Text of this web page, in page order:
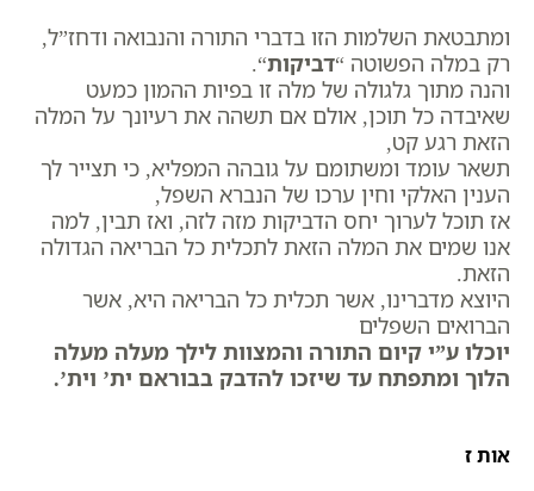
ומתבטאת השלמות הזו בדברי התורה והנבואה ודחז”ל,
רק במלה הפשוטה “דביקות“.
והנה מתוך גלגולה של מלה זו בפיות ההמון כמעט
שאיבדה כל תוכן, אולם אם תשהה את רעיונך על המלה
הזאת רגע קט,
תשאר עומד ומשתומם על גובהה המפליא, כי תצייר לך
הענין האלקי וחין ערכו של הנברא השפל,
אז תוכל לערוך יחס הדביקות מזה לזה, ואז תבין, למה
אנו שמים את המלה הזאת לתכלית כל הבריאה הגדולה
הזאת.
היוצא מדברינו, אשר תכלית כל הבריאה היא, אשר
הברואים השפלים
יוכלו ע”י קיום התורה והמצוות לילך מעלה מעלה
הלוך ומתפתח עד שיזכו להדבק בבוראם ית’ וית’.
אות ז